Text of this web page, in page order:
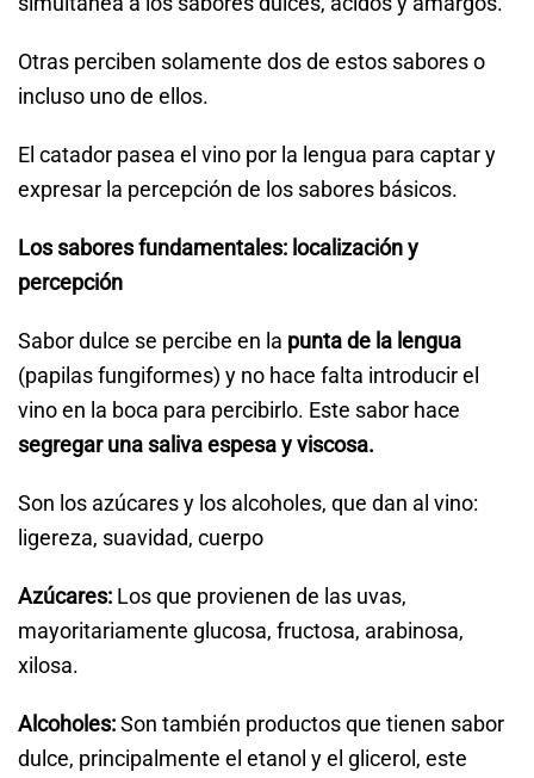
Otras perciben solamente dos de estos sabores o
incluso uno de ellos.
El catador pasea el vino por la lengua para captar y
expresar la percepción de los sabores básicos.
Los sabores fundamentales: localización y
percepción
Sabor dulce se percibe en la punta de la lengua
(papilas fungiformes) y no hace falta introducir el
vino en la boca para percibirlo. Este sabor hace
segregar una saliva espesa y viscosa.
Son los azúcares y los alcoholes, que dan al vino:
ligereza, suavidad, cuerpo
Azúcares: Los que provienen de las uvas,
mayoritariamente glucosa, fructosa, arabinosa,
xilosa.
Alcoholes:Son también productos que tienen sabor
dulce, principalmente el etanol y el glicerol, este